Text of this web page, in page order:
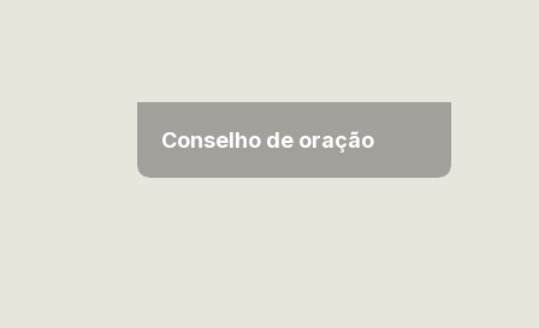
Conselho de oração